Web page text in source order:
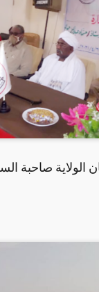
الولاية صاحبة